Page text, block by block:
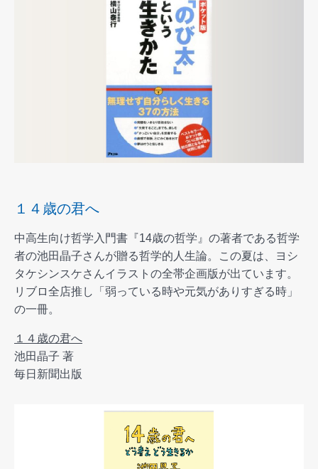
１４歳の君へ
中高生向け哲学入門書『14歳の哲学』の著者である哲学
者の池田晶子さんが贈る哲学的人生論。この夏は、ヨシ
タケシンスケさんイラストの全帯企画版が出ています。
リブロ全店推し「弱っている時や元気がありすぎる時」
の一冊。
１４歳の君へ
池田晶子 著
毎日新聞出版